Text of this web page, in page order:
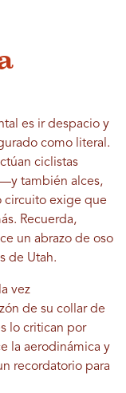
es ir despacio y
como literal.
ciclistas
también alces,
circuito exige que
Recuerda,
un abrazo de oso
de Utah.
vez
de su collar de
lo critican por
la aerodinámica y
recordatorio para